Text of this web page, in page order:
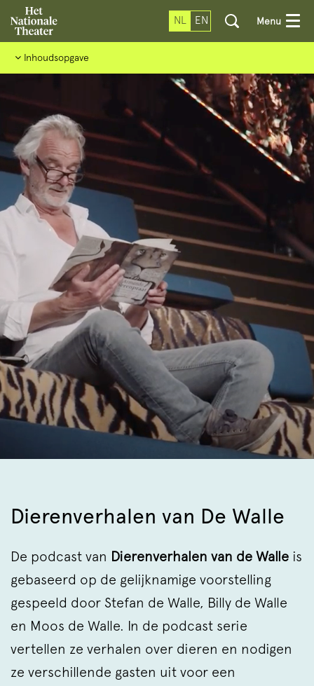
NL EN Menu
Inhoudsopgave
Dierenverhalen van De Walle
De podcast van Dierenverhalen van de Walle is
gebaseerd op de gelijknamige voorstelling
gespeeld door Stefan de Walle, Billy de Walle
en Moos de Walle. In de podcast serie
vertellen ze verhalen over dieren en nodigen
ze verschillende gasten uit voor een